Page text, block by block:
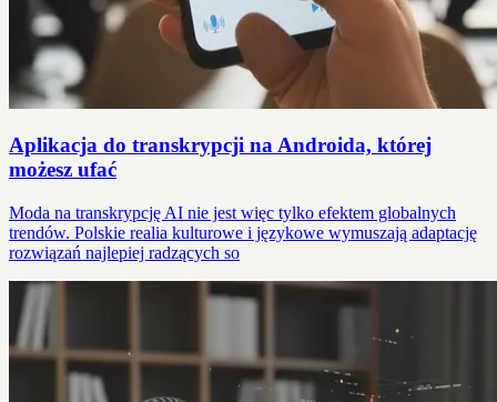
Aplikacja do transkrypcji na Androida, której
możesz ufać
Moda na transkrypcję AI nie jest więc tylko efektem globalnych
trendów. Polskie realia kulturowe i językowe wymuszają adaptację
rozwiązań najlepiej radzących so